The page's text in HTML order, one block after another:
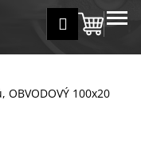
Přihlášení
košík
MENU
100x20